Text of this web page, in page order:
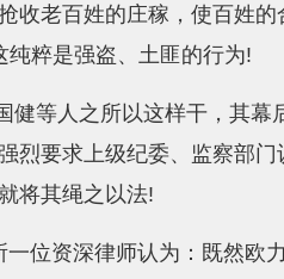
收老百姓的庄稼，使百姓
纯粹是强盗、土匪的行为!
健等人之所以这样干，其
烈要求上级纪委、监察部
将其绳之以法!
位资深律师认为：既然欧